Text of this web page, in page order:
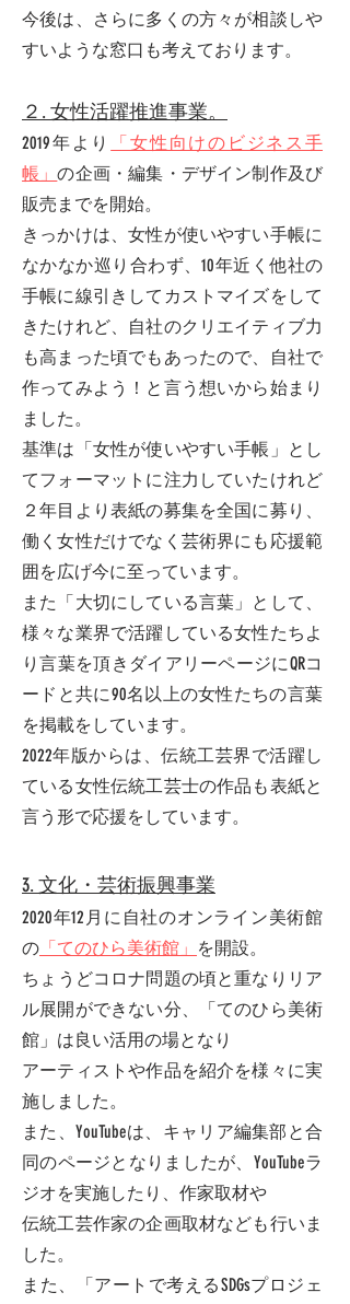
今後は、さらに多くの方々が相談しや
すいような窓口も考えております。
２. 女性活躍推進事業。
2019年より
「女性向けのビジネス手
帳」の企画・編集・デザイン制作及び
販売までを開始。
きっかけは、女性が使いやすい手帳に
なかなか巡り合わず、10年近く他社の
手帳に線引きしてカストマイズをして
きたけれど、自社のクリエイティブ力
も高まった頃でもあったので、自社で
作ってみよう！と言う想いから始まり
ました。
基準は「女性が使いやすい手帳」とし
てフォーマットに注力していたけれど
２年目より表紙の募集を全国に募り、
働く女性だけでなく芸術界にも応援範
囲を広げ今に至っています。
また「大切にしている言葉」として、
様々な業界で活躍している女性たちよ
り言葉を頂きダイアリーページにQRコ
ードと共に90名以上の女性たちの言葉
を掲載をしています。
2022年版からは、伝統工芸界で活躍し
ている女性伝統工芸士の作品も表紙と
言う形で応援をしています。
3. 文化・芸術振興事業
2020年12月に自社のオンライン美術館
の 「てのひら美術館」 を開設。
​ちょうどコロナ問題の頃と重なりリア
ル展開ができない分、「てのひら美術
館」は良い活用の場となり
アーティストや作品を紹介を様々に実
施しました。
また、YouTubeは、キャリア編集部と合
同のページとなりましたが、YouTubeラ
ジオを実施したり、作家取材や
伝統工芸作家の企画取材なども行いま
した。
また、「アートで考えるSDGsプロジェ